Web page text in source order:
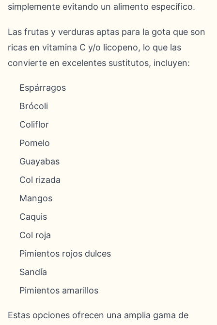
simplemente evitando un alimento específico.
Las frutas y verduras aptas para la gota que son
ricas en vitamina C y/o licopeno, lo que las
convierte en excelentes sustitutos, incluyen:
Espárragos
Brócoli
Coliflor
Pomelo
Guayabas
Col rizada
Mangos
Caquis
Col roja
Pimientos rojos dulces
Sandía
Pimientos amarillos
Estas opciones ofrecen una amplia gama de